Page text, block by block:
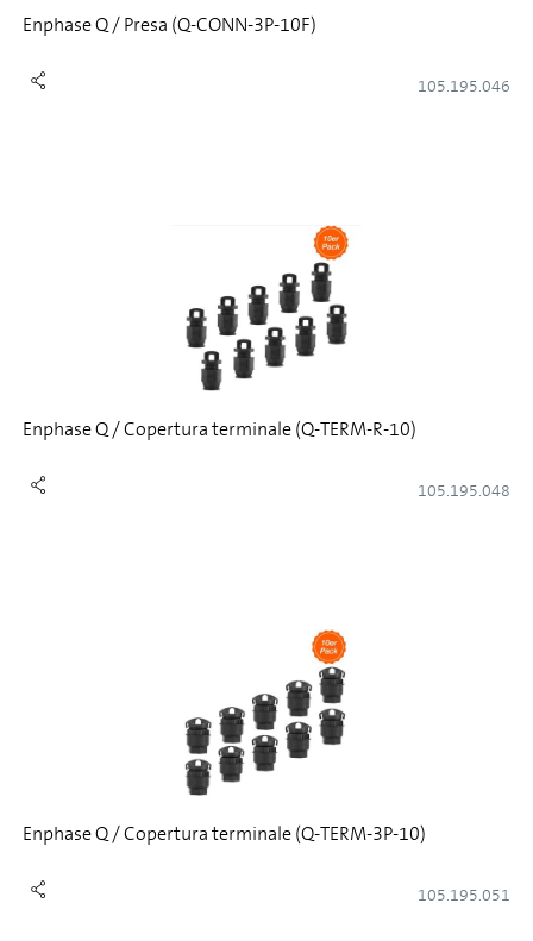
Enphase Q / Presa (Q-CONN-3P-10F)
105.195.046
Enphase Q / Copertura terminale (Q-TERM-R-10)
105.195.048
Enphase Q / Copertura terminale (Q-TERM-3P-10)
105.195.051